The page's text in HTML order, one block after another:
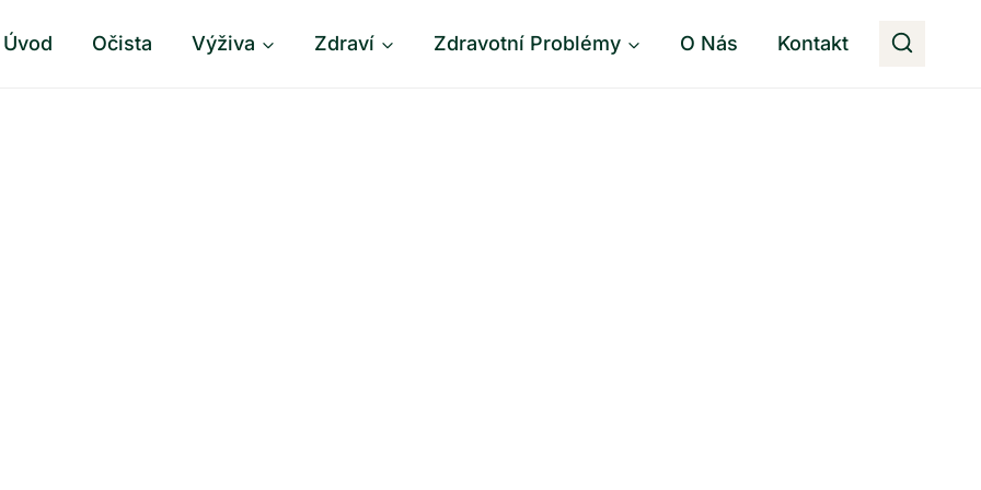
Úvod Očista Výživa Zdraví Zdravotní Problémy O Nás Kontakt